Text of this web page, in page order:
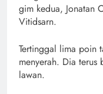
gim kedua, Jonatan
Vitidsarn.
Tertinggal lima poin
menyerah. Dia terus
lawan.